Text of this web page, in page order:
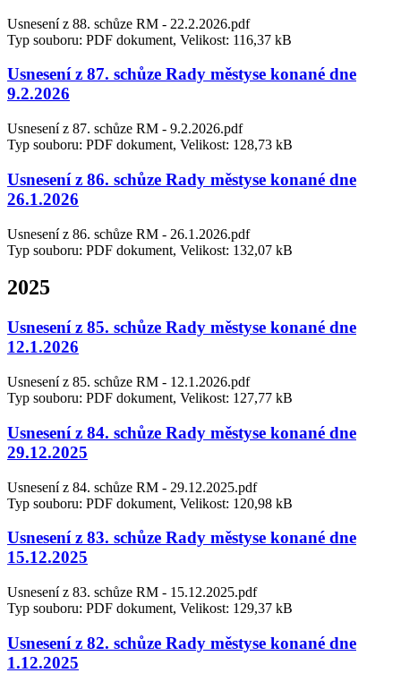
Usnesení z 88. schůze RM - 22.2.2026.pdf
Typ souboru: PDF dokument, Velikost: 116,37 kB
Usnesení z 87. schůze Rady městyse konané dne
9.2.2026
Usnesení z 87. schůze RM - 9.2.2026.pdf
Typ souboru: PDF dokument, Velikost: 128,73 kB
Usnesení z 86. schůze Rady městyse konané dne
26.1.2026
Usnesení z 86. schůze RM - 26.1.2026.pdf
Typ souboru: PDF dokument, Velikost: 132,07 kB
2025
Usnesení z 85. schůze Rady městyse konané dne
12.1.2026
Usnesení z 85. schůze RM - 12.1.2026.pdf
Typ souboru: PDF dokument, Velikost: 127,77 kB
Usnesení z 84. schůze Rady městyse konané dne
29.12.2025
Usnesení z 84. schůze RM - 29.12.2025.pdf
Typ souboru: PDF dokument, Velikost: 120,98 kB
Usnesení z 83. schůze Rady městyse konané dne
15.12.2025
Usnesení z 83. schůze RM - 15.12.2025.pdf
Typ souboru: PDF dokument, Velikost: 129,37 kB
Usnesení z 82. schůze Rady městyse konané dne
1.12.2025